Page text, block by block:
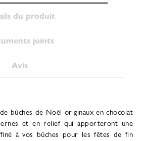
du produit
joints
Avis
bûches de Noël originaux en chocolat
et en relief qui apporteront une
à vos bûches pour les fêtes de fin